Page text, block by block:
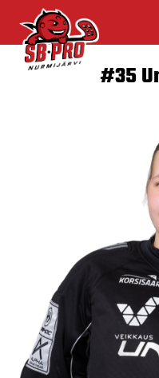
Pro
etusivulle
#35